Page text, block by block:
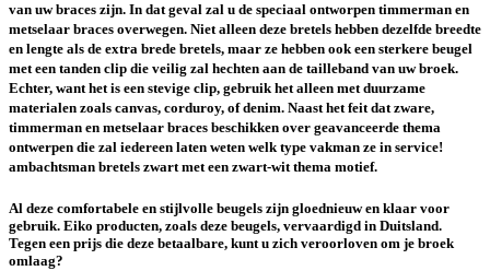
van uw braces zijn. In dat geval zal u de speciaal ontworpen timmerman en
metselaar braces overwegen. Niet alleen deze bretels hebben dezelfde breedte
en lengte als de extra brede bretels, maar ze hebben ook een sterkere beugel
met een tanden clip die veilig zal hechten aan de tailleband van uw broek.
Echter, want het is een stevige clip, gebruik het alleen met duurzame
materialen zoals canvas, corduroy, of denim. Naast het feit dat zware,
timmerman en metselaar braces beschikken over geavanceerde thema
ontwerpen die zal iedereen laten weten welk type vakman ze in service!
ambachtsman bretels zwart met een zwart-wit thema motief.
Al deze comfortabele en stijlvolle beugels zijn gloednieuw en klaar voor
gebruik. Eiko producten, zoals deze beugels, vervaardigd in Duitsland.
Tegen een prijs die deze betaalbare, kunt u zich veroorloven om je broek
omlaag?